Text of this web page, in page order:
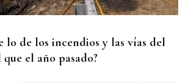
lo de los incendios y las vías del
el año pasado?